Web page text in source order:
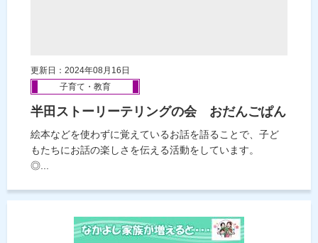
更新日：2024年08月16日
子育て・教育
半田ストーリーテリングの会 おだんごぱん
絵本などを使わずに覚えているお話を語ることで、子ど
もたちにお話の楽しさを伝える活動をしています。
◎...